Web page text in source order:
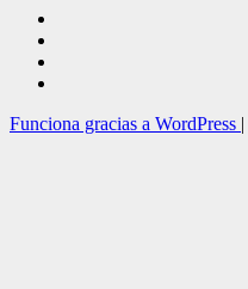
Funciona gracias a WordPress |